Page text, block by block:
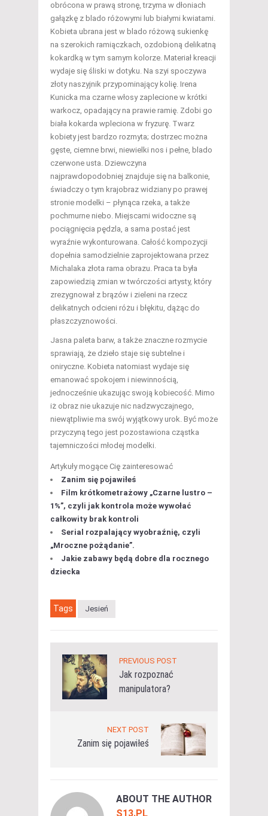
obrócona w prawą stronę, trzyma w dłoniach
gałązkę z blado różowymi lub białymi kwiatami.
Kobieta ubrana jest w blado różową sukienkę
na szerokich ramiączkach, ozdobioną delikatną
kokardką w tym samym kolorze. Materiał kreacji
wydaje się śliski w dotyku. Na szyi spoczywa
złoty naszyjnik przypominający kolię. Irena
Kunicka ma czarne włosy zaplecione w krótki
warkocz, opadający na prawie ramię. Zdobi go
biała kokarda wpleciona w fryzurę. Twarz
kobiety jest bardzo rozmyta; dostrzec można
gęste, ciemne brwi, niewielki nos i pełne, blado
czerwone usta. Dziewczyna
najprawdopodobniej znajduje się na balkonie,
świadczy o tym krajobraz widziany po prawej
stronie modelki – płynąca rzeka, a także
pochmurne niebo. Miejscami widoczne są
pociągnięcia pędzla, a sama postać jest
wyraźnie wykonturowana. Całość kompozycji
dopełnia samodzielnie zaprojektowana przez
Michalaka złota rama obrazu. Praca ta była
zapowiedzią zmian w twórczości artysty, który
zrezygnował z brązów i zieleni na rzecz
delikatnych odcieni różu i błękitu, dążąc do
płaszczyznowości.
Jasna paleta barw, a także znaczne rozmycie
sprawiają, że dzieło staje się subtelne i
oniryczne. Kobieta natomiast wydaje się
emanować spokojem i niewinnością,
jednocześnie ukazując swoją kobiecość. Mimo
iż obraz nie ukazuje nic nadzwyczajnego,
niewątpliwie ma swój wyjątkowy urok. Być może
przyczyną tego jest pozostawiona cząstka
tajemniczości młodej modelki.
Artykuły mogące Cię zainteresować
Zanim się pojawiłeś
Film krótkometrażowy „Czarne lustro –
1%”, czyli jak kontrola może wywołać
całkowity brak kontroli
Serial rozpalający wyobraźnię, czyli
„Mroczne pożądanie”.
Jakie zabawy będą dobre dla rocznego
dziecka
Tags Jesień
PREVIOUS POST
Jak rozpoznać
manipulatora?
NEXT POST
Zanim się pojawiłeś
ABOUT THE AUTHOR
S13.PL